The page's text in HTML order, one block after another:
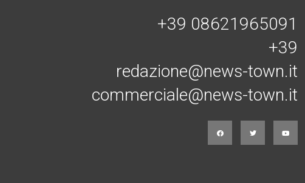
+39 08621965091
+39
redazione@news-town.it
commerciale@news-town.it